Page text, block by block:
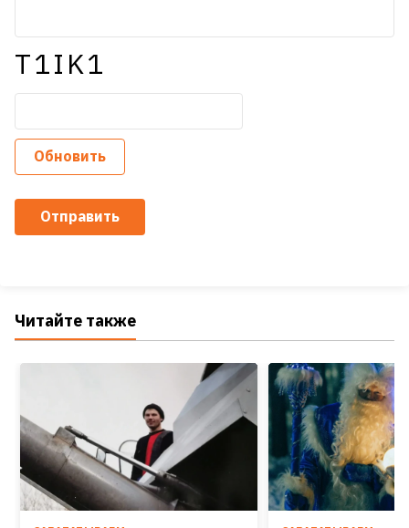
T1IK1
Обновить
Отправить
Читайте также